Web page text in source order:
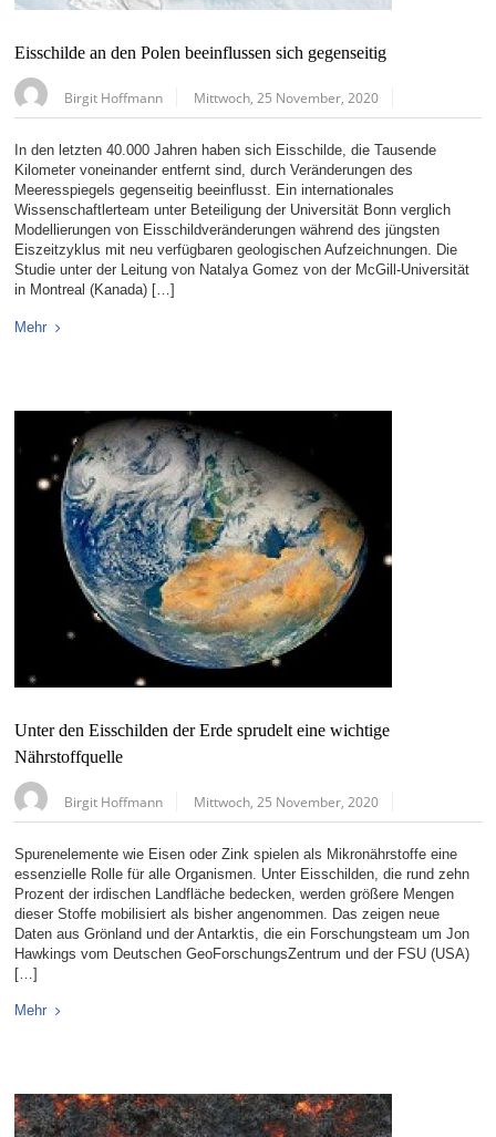
Eisschilde an den Polen beeinflussen sich gegenseitig
Birgit Hoffmann Mittwoch, 25 November, 2020
In den letzten 40.000 Jahren haben sich Eisschilde, die Tausende
Kilometer voneinander entfernt sind, durch Veränderungen des
Meeresspiegels gegenseitig beeinflusst. Ein internationales
Wissenschaftlerteam unter Beteiligung der Universität Bonn verglich
Modellierungen von Eisschildveränderungen während des jüngsten
Eiszeitzyklus mit neu verfügbaren geologischen Aufzeichnungen. Die
Studie unter der Leitung von Natalya Gomez von der McGill-Universität
in Montreal (Kanada) […]
Mehr
Unter den Eisschilden der Erde sprudelt eine wichtige
Nährstoffquelle
Birgit Hoffmann Mittwoch, 25 November, 2020
Spurenelemente wie Eisen oder Zink spielen als Mikronährstoffe eine
essenzielle Rolle für alle Organismen. Unter Eisschilden, die rund zehn
Prozent der irdischen Landfläche bedecken, werden größere Mengen
dieser Stoffe mobilisiert als bisher angenommen. Das zeigen neue
Daten aus Grönland und der Antarktis, die ein Forschungsteam um Jon
Hawkings vom Deutschen GeoForschungsZentrum und der FSU (USA)
[…]
Mehr